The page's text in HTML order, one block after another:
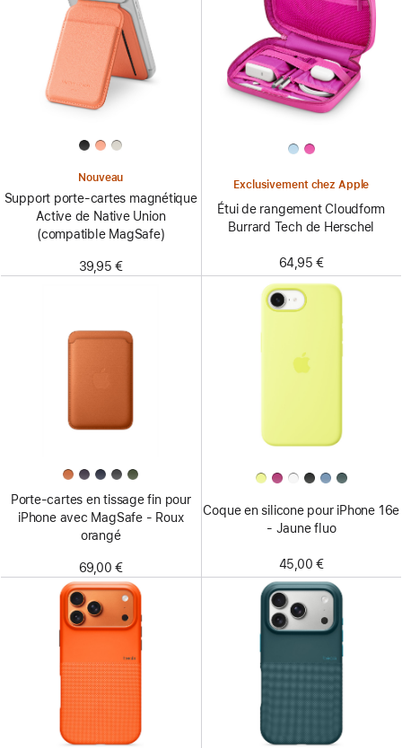
Nouveau
Support porte-cartes magnétique
Active de Native Union
(compatible MagSafe)
39,95 €
Exclusivement chez Apple
Étui de rangement Cloudform
Burrard Tech de Herschel
64,95 €
Porte-cartes en tissage fin pour
iPhone avec MagSafe - Roux
orangé
69,00 €
Coque en silicone pour iPhone 16e
- Jaune fluo
45,00 €